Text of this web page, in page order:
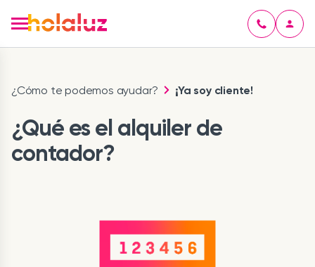
¿Cómo te podemos ayudar? ¡Ya soy cliente!
¿Qué es el alquiler de
contador?